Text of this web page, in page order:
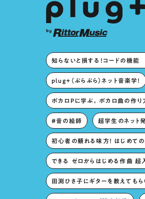
知らないと損する！コードの機
plug+（ぷらぷら）ネット音楽学！
ボカロPに学ぶ。ボカロ曲の作り
#音の絵師 超学生のネット
初心者の頼れる味方！ はじめて
できる ゼロからはじめる作曲 超
田渕ひさ子にギターを教えてもら